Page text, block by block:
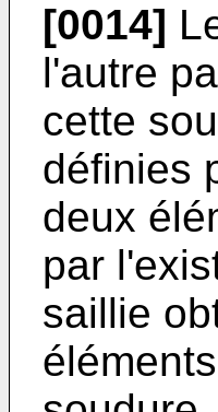
[0014]
l'autre
cette
définies
deux
par
saillie